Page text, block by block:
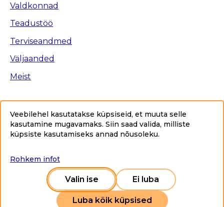
Valdkonnad
Teadustöö
Terviseandmed
Väljaanded
Meist
Copyright © 2025 Tervise Arengu Instituut www.tai.ee.
Kõik õigused kaitstud.
Ligipääsetavus
Veebilehel kasutatakse küpsiseid, et muuta selle
kasutamine mugavamaks. Siin saad valida, milliste
küpsiste kasutamiseks annad nõusoleku.
Rohkem infot
Valin ise Ei luba
Luba kõik küpsised